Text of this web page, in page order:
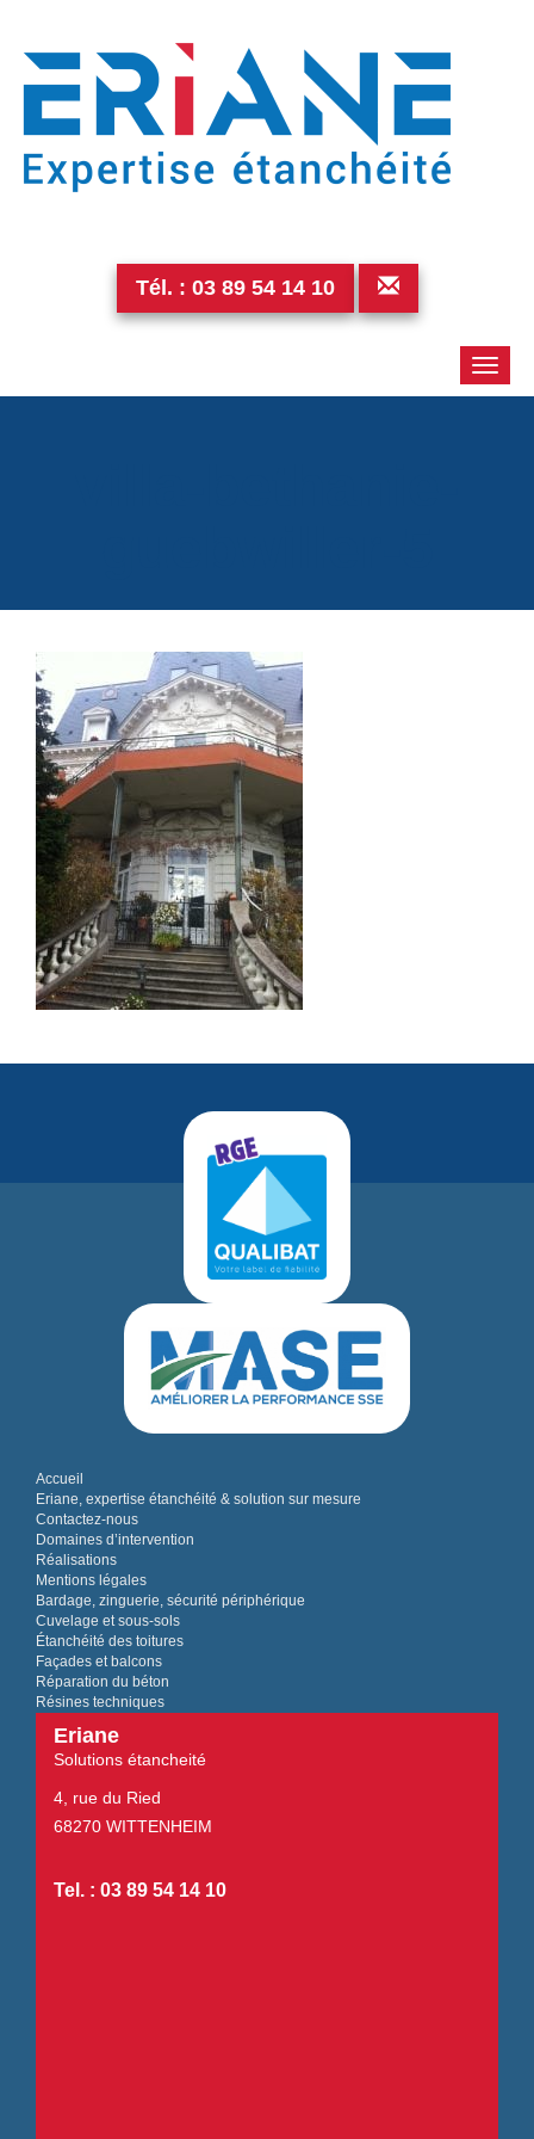
Tél. : 03 89 54 14 10
Toggle
Accueil
Eriane, expertise étanchéité & solution sur mesure
Contactez-nous
Domaines d’intervention
Réalisations
Mentions légales
Bardage, zinguerie, sécurité périphérique
Cuvelage et sous-sols
Étanchéité des toitures
Façades et balcons
Réparation du béton
Résines techniques
Eriane
Solutions étancheité
4, rue du Ried
68270 WITTENHEIM
Tel. : 03 89 54 14 10